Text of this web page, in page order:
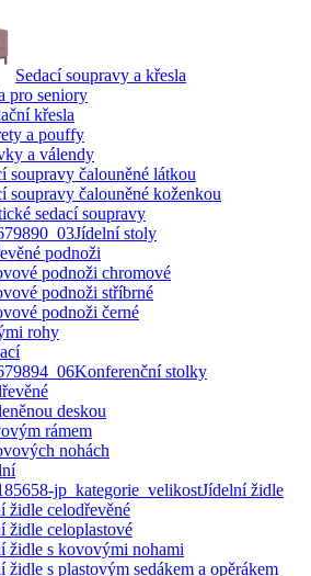
Sedací soupravy a křesla
pro seniory
křesla
a pouffy
a válendy
soupravy čalouněné látkou
soupravy čalouněné koženkou
sedací soupravy
Jídelní stoly
podnoži
podnoži chromové
podnoži stříbrné
podnoži černé
rohy
Konferenční stolky
deskou
rámem
nohách
Jídelní židle
židle celodřevěné
židle celoplastové
židle s kovovými nohami
židle s plastovým sedákem a opěrákem